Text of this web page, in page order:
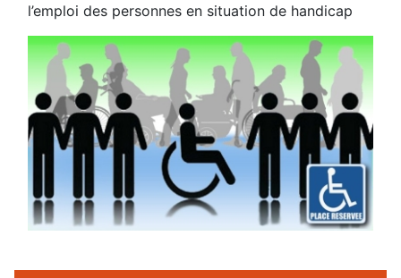
l’emploi des personnes en situation de handicap